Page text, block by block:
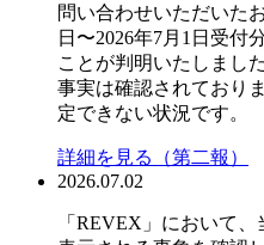
問い合わせいただいた
日〜2026年7月1日受付
ことが判明いたしまし
事実は確認されており
定できない状況です。
詳細を見る（第二報）
2026.07.02
「REVEX」において